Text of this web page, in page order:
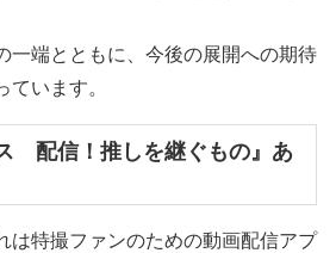
一端とともに、今後の展開への期待
ています。
配信！推しを継ぐもの』あ
は特撮ファンのための動画配信アプ